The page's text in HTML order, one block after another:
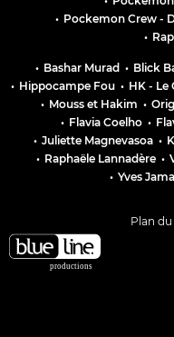
• Pockemon Crew -
•
• Bashar Murad • Blick
• Hippocampe Fou • HK - Le
• Mouss et Hakim •
• Flavia Coelho •
• Juliette Magnevasoa •
• Raphaële Lannadère •
• Yves
Plan